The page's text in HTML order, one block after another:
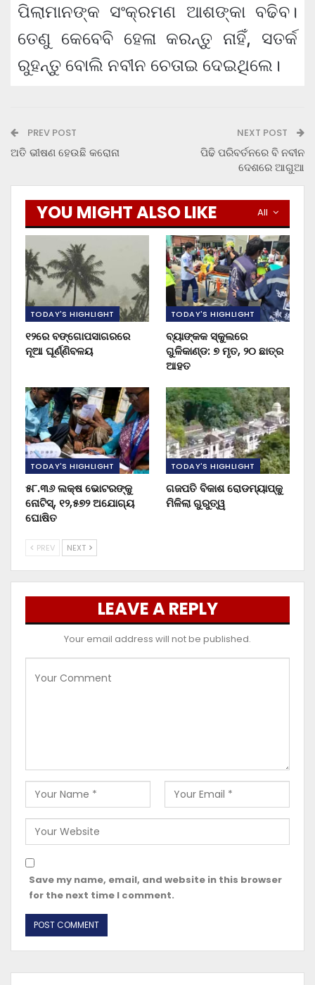
ପିଲାମାନଙ୍କ ସଂକ୍ରମଣ ଆଶଙ୍କା ବଢିବ।
ତେଣୁ କେବେବି ହେଳା କରନ୍ତୁ ନାହିଁ, ସତର୍କ
ରୁହନ୍ତୁ ବୋଲି ନବୀନ ଚେତାଇ ଦେଇଥିଲେ।
PREV POST
ଅତି ଭୀଷଣ ହେଉଛି କରୋନା
NEXT POST
ପିଢି ପରିବର୍ତନରେ ବି ନବୀନ
ଦେଶରେ ଆଗୁଆ
All
YOU MIGHT ALSO LIKE
TODAY'S HIGHLIGHT
୧୨ରେ ବଙ୍ଗୋପସାଗରରେ
ନୂଆ ଘୂର୍ଣ୍ଣିବଳୟ
TODAY'S HIGHLIGHT
ବ୍ୟାଙ୍କକ ସ୍କୁଲରେ
ଗୁଳିକାଣ୍ଡ: ୭ ମୃତ, ୨୦ ଛାତ୍ର
ଆହତ
TODAY'S HIGHLIGHT
୫୮.୩୬ ଲକ୍ଷ ଭୋଟରଙ୍କୁ
ନୋଟିସ୍‌, ୧୨,୫୭୨ ଅଯୋଗ୍ୟ
ଘୋଷିତ
TODAY'S HIGHLIGHT
ଗଜପତି ବିକାଶ ରୋଡମ୍ୟାପ୍‌କୁ
ମିଳିଲା ଗୁରୁତ୍ୱ
PREV NEXT
LEAVE A REPLY
Your email address will not be published.
Save my name, email, and website in this browser
for the next time I comment.